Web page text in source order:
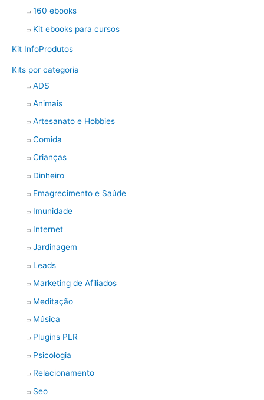
160 ebooks
Kit ebooks para cursos
Kit InfoProdutos
Kits por categoria
ADS
Animais
Artesanato e Hobbies
Comida
Crianças
Dinheiro
Emagrecimento e Saúde
Imunidade
Internet
Jardinagem
Leads
Marketing de Afiliados
Meditação
Música
Plugins PLR
Psicologia
Relacionamento
Seo